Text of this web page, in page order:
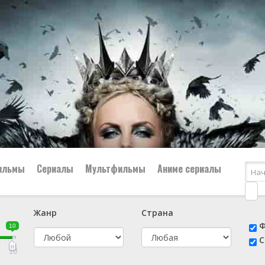
👨‍✈️ Военный
🕵️‍♂️ Детектив
Сериалы Мультфильмы Аниме сериалы
10
10
Жанр
Страна